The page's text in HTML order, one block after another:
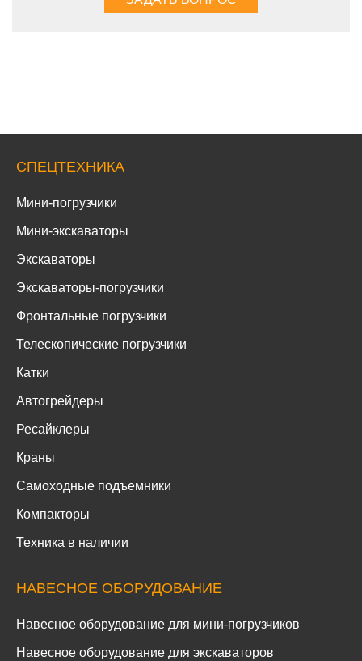
СПЕЦТЕХНИКА
Мини-погрузчики
Мини-экскаваторы
Экскаваторы
Экскаваторы-погрузчики
Фронтальные погрузчики
Телескопические погрузчики
Катки
Автогрейдеры
Ресайклеры
Краны
Самоходные подъемники
Компакторы
Техника в наличии
НАВЕСНОЕ ОБОРУДОВАНИЕ
Навесное оборудование для мини-погрузчиков
Навесное оборудование для экскаваторов